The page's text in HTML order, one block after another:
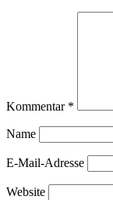
Kommentar *
Name
E-Mail-Adresse
Website